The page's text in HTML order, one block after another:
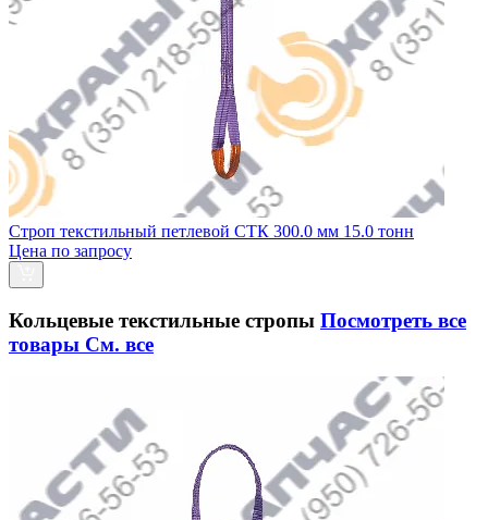
Строп текстильный петлевой СТК 300.0 мм 15.0 тонн
Цена по запросу
Кольцевые текстильные стропы Посмотреть все
товары См. все